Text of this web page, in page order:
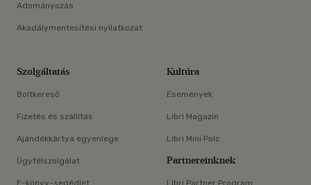
Adományozás
Akadálymentesítési nyilatkozat
Szolgáltatás
Boltkereső
Fizetés és szállítás
Ajándékkártya egyenlege
Ügyfélszolgálat
E-könyv-segédlet
Kultúra
Események
Libri Magazin
Libri Mini Polc
Partnereinknek
Libri Partner Program